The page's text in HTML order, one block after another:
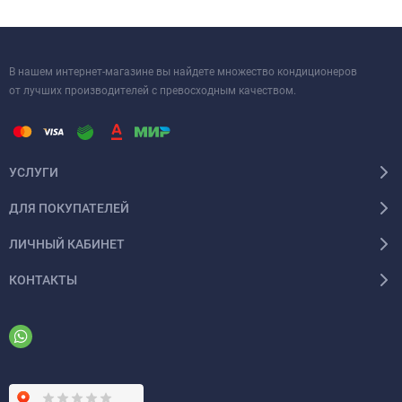
В нашем интернет-магазине вы найдете множество кондиционеров
от лучших производителей с превосходным качеством.
УСЛУГИ
ДЛЯ ПОКУПАТЕЛЕЙ
ЛИЧНЫЙ КАБИНЕТ
КОНТАКТЫ